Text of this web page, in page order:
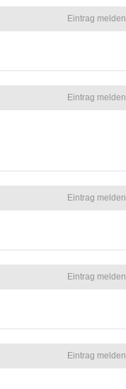
Eintrag melden
Eintrag melden
Eintrag melden
Eintrag melden
Eintrag melden